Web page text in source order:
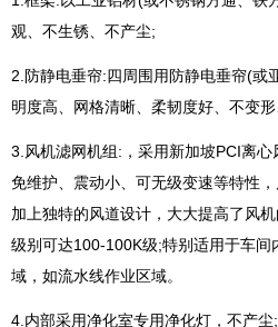
观、不生锈、不产尘;
2.防静电垂帘:四周围用防静电垂帘(或
明度高、网格清晰、柔韧度好、不变
3.风机滤网机组:，采用新加坡PCI离心
免维护、震动小、可无级变速等特性
加上独特的风道设计，大大提高了风
级别可达100-100K级;特别适用于车间
域，如流水线作业区域。
4.内部采用净化室专用净化灯，不产尘;